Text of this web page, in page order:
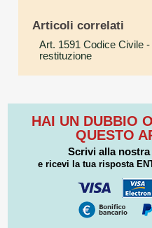
Articoli correlati
Art. 1591 Codice Civile -
restituzione
HAI UN DUBBIO
QUESTO
Scrivi alla
e ricevi la tua risposta